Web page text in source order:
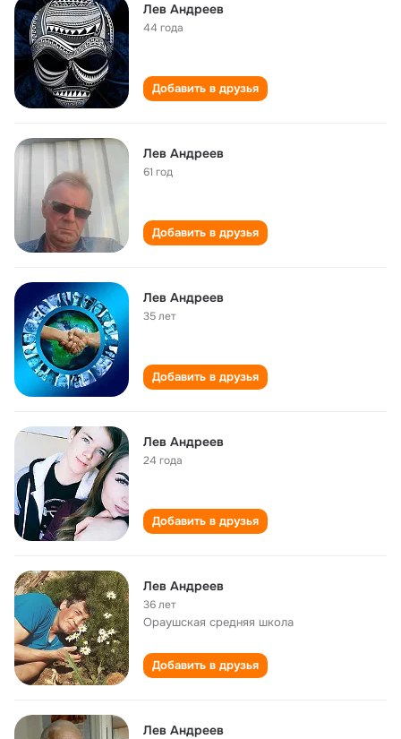
Лев Андреев
44 года
Добавить в друзья
Лев Андреев
61 год
Добавить в друзья
Лев Андреев
35 лет
Добавить в друзья
Лев Андреев
24 года
Добавить в друзья
Лев Андреев
36 лет
Ораушская cредняя школа
Добавить в друзья
Лев Андреев